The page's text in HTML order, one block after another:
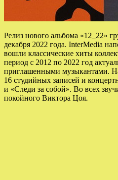
Релиз нового альбома «12_22»
декабря 2022 года. InterMedia
вошли классические хиты
период с 2012 по 2022 год
приглашенными музыкантами.
16 студийных записей и
и «Следи за собой». Во всех
покойного Виктора Цоя.